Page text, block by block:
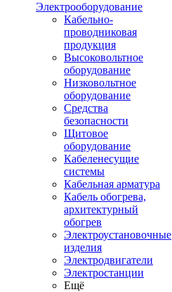
Электрооборудование
Кабельно-
проводниковая
продукция
Высоковольтное
оборудование
Низковольтное
оборудование
Средства
безопасности
Щитовое
оборудование
Кабеленесущие
системы
Кабельная арматура
Кабель обогрева,
архитектурный
обогрев
Электроустановочные
изделия
Электродвигатели
Электростанции
Ещё